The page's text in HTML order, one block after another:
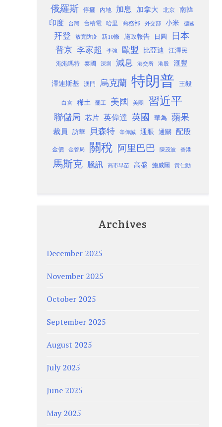
俄羅斯 停擺 內地 加息 加拿大 北京
南韓
印度
台灣 台積電 哈里 商務部 外交部 小米 德國
拜登 放寬防疫 新10條 施政報告 日圓 日本
普京 李家超 李強 歐盟 比亞迪 江澤民
泡泡瑪特 泰國 深圳 減息 港交所 港股 滙豐
澤連斯基 澳門 烏克蘭 特朗普 王毅
白宮 稀土 罷工 美國 美團 習近平
聯儲局 芯片 英偉達 英國 華為 蘋果
裁員 訪華 貝森特 辛偉誠 通脹 通關 配股
金價 金管局 關稅 阿里巴巴 陳茂波 香港
馬斯克 騰訊 高市早苗 高盛 鮑威爾 黃仁勳
Archives
December 2025
November 2025
October 2025
September 2025
August 2025
July 2025
June 2025
May 2025